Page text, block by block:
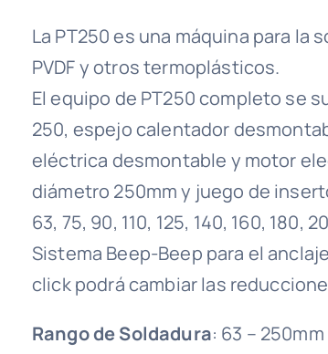
La PT250 es una máquina para la
PVDF y otros termoplásticos.
El equipo de PT250 completo se
250, espejo calentador
eléctrica desmontable y motor
diámetro 250mm y juego de
63, 75, 90, 110, 125, 140, 160, 180,
Sistema Beep-Beep para el
click podrá cambiar las
Rango de Soldadura: 63 – 250mm